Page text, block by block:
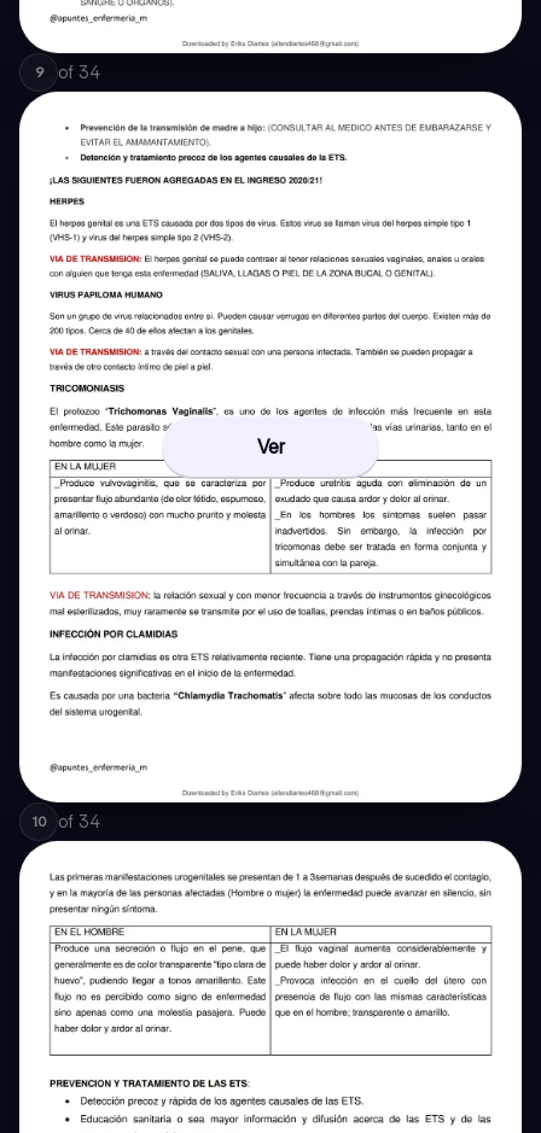
9 of 34
Ver
10 of 34